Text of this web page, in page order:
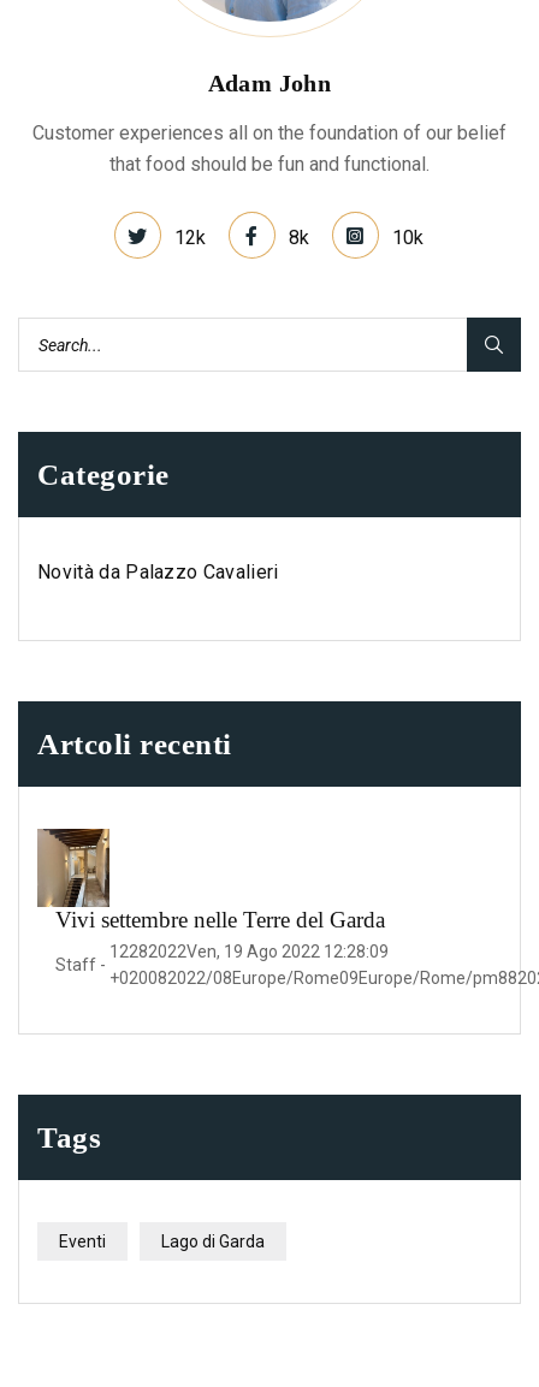
Adam John
Customer experiences all on the foundation of our belief
that food should be fun and functional.
12k 8k 10k
Categorie
Novità da Palazzo Cavalieri
Artcoli recenti
Vivi settembre nelle Terre del Garda
Staff -
12282022Ven, 19 Ago 2022 12:28:09
+020082022/08Europe/Rome09Europe/Rome/
Tags
Eventi Lago di Garda